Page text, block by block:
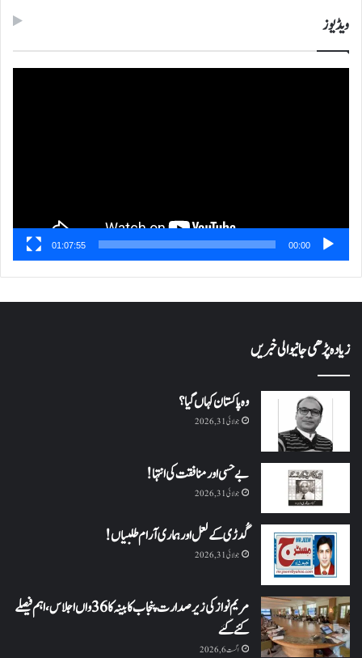
ویڈیوز
00:00
01:07:55
زیادہ پڑھی جانیوالی خبریں
وہ پاکستان کہاں گیا؟
جولائی 31, 2026
بے حسی اور منافقت کی انتہا !
جولائی 31, 2026
گُدڑی کے لعل اور ہماری آرام طلبیاں!
جولائی 31, 2026
مریم نواز کی زیر صدارت پنجاب کابینہ کا 36واں اجلاس،اہم فیصلے
کئے گئے
اگست 6, 2026